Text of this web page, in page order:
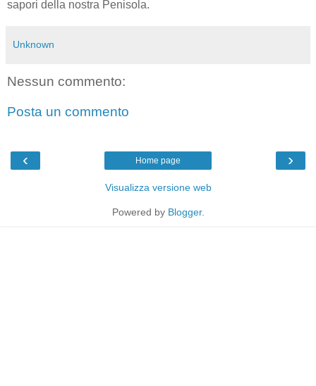
sapori della nostra Penisola.
Unknown
Nessun commento:
Posta un commento
‹ ›
Home page
Visualizza versione web
Powered by Blogger.